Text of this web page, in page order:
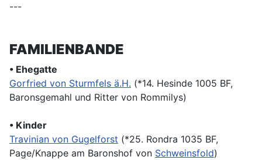
---
FAMILIENBANDE
• Ehegatte
Gorfried von Sturmfels ä.H. (*14. Hesinde 1005 BF,
Baronsgemahl und Ritter von Rommilys)
• Kinder
Travinian von Gugelforst (*25. Rondra 1035 BF,
Page/Knappe am Baronshof von Schweinsfold)